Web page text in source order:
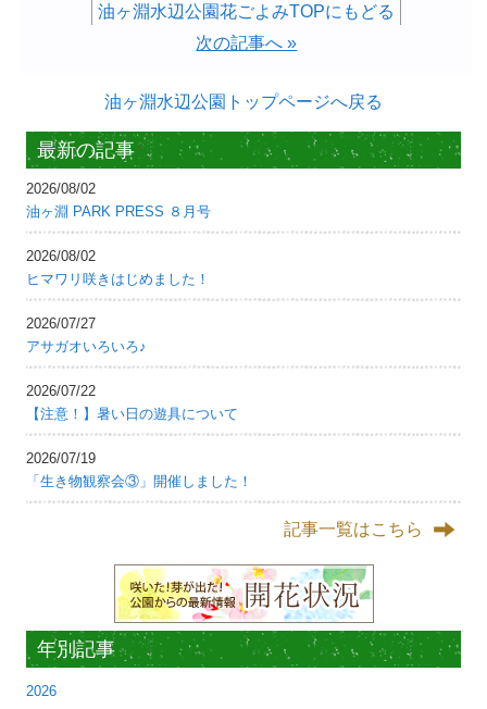
油ヶ淵水辺公園花ごよみTOPにもどる
次の記事へ »
油ヶ淵水辺公園トップページへ戻る
最新の記事
2026/08/02
油ヶ淵 PARK PRESS ８月号
2026/08/02
ヒマワリ咲きはじめました！
2026/07/27
アサガオいろいろ♪
2026/07/22
【注意！】暑い日の遊具について
2026/07/19
「生き物観察会③」開催しました！
記事一覧はこちら
年別記事
2026